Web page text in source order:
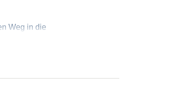
Weg in die